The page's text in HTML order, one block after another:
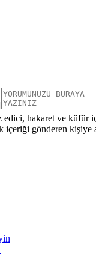
edici, hakaret ve
içeriği gönderen kişiye